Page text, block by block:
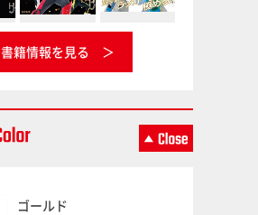
書籍情報を見る
ゴールド